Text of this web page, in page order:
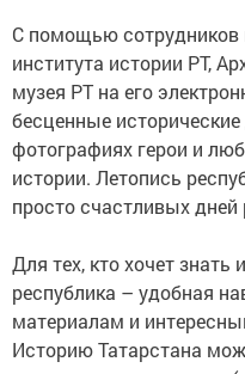
С помощью сотрудников
института истории РТ,
музея РТ на его
бесценные
фотографиях герои и
истории. Летопись
просто счастливых
Для тех, кто хочет
республика – удобная
материалам и
Историю Татарстана